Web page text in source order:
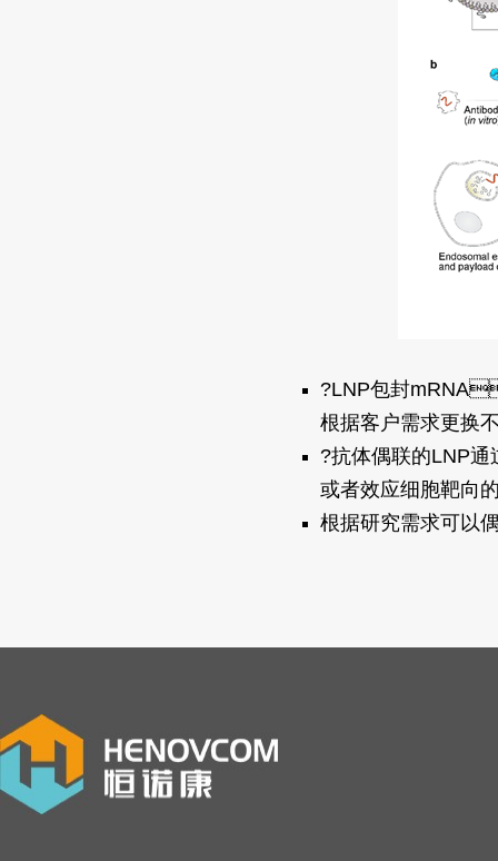
?LNP包封
根据客户需求更换不同
?抗体偶联的LNP通
或者效应细胞靶向的
根据研究需求可以偶